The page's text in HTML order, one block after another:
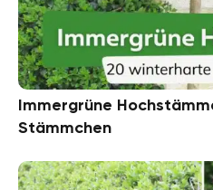
Immergrüne
Stämmchen